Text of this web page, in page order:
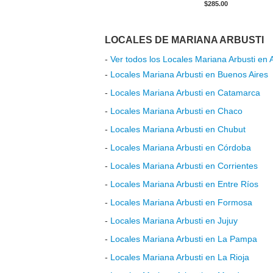
$285.00
LOCALES DE MARIANA ARBUSTI
- Ver todos los Locales Mariana Arbusti en
- Locales Mariana Arbusti en Buenos Aires
- Locales Mariana Arbusti en Catamarca
- Locales Mariana Arbusti en Chaco
- Locales Mariana Arbusti en Chubut
- Locales Mariana Arbusti en Córdoba
- Locales Mariana Arbusti en Corrientes
- Locales Mariana Arbusti en Entre Ríos
- Locales Mariana Arbusti en Formosa
- Locales Mariana Arbusti en Jujuy
- Locales Mariana Arbusti en La Pampa
- Locales Mariana Arbusti en La Rioja